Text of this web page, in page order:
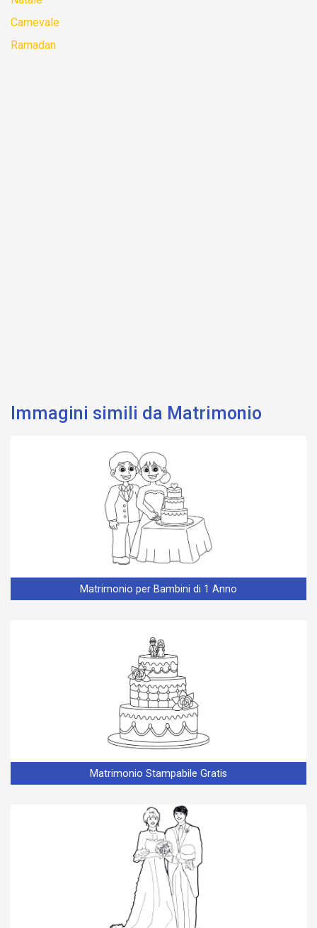
Carnevale
Ramadan
Immagini simili da Matrimonio
Matrimonio per Bambini di 1 Anno
Matrimonio Stampabile Gratis